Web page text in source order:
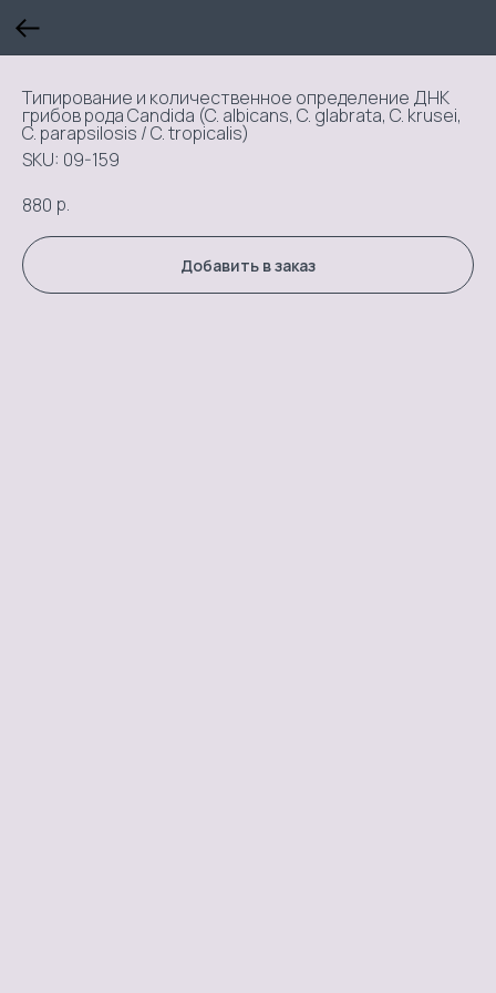
Типирование и количественное определение ДНК
грибов рода Candida (C. albicans, C. glabrata, C. krusei,
C. parapsilosis / C. tropicalis)
SKU: 09-159
880 р.
Добавить в заказ